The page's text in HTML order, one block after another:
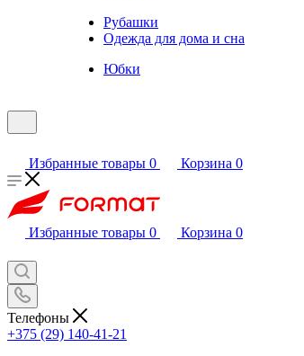
Рубашки
Одежда для дома и сна
Юбки
Избранные товары 0 Корзина 0
Избранные товары 0 Корзина 0
Телефоны
+375 (29) 140-41-21